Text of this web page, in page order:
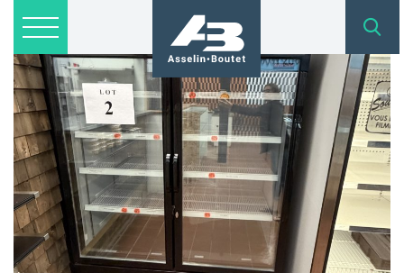
Lots disponibles
Inscription
Nous joindre
admin@asselinboutet.com